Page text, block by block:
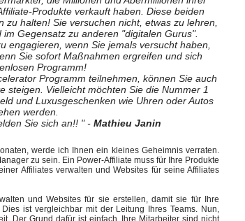
Produkte verkauft haben. Diese beiden
halten! Sie versuchen nicht, etwas zu lehren,
Gegensatz zu anderen "digitalen Gurus".
engagieren, wenn Sie jemals versucht haben,
Sie sofort Maßnahmen ergreifen und sich
Programm!
Programm teilnehmen, können Sie auch
steigen. Vielleicht möchten Sie die Nummer 1
und Luxusgeschenken wie Uhren oder Autos
werden.
Sie sich an!! " - Mathieu Janin
werde ich Ihnen ein kleines Geheimnis verraten.
zu sein. Ein Power-Affiliate muss für Ihre Produkte
Affiliates verwalten und Websites für seine Affiliates
und Websites für sie erstellen, damit sie für Ihre
ist vergleichbar mit der Leitung Ihres Teams. Nun,
Der Grund dafür ist einfach. Ihre Mitarbeiter sind nicht